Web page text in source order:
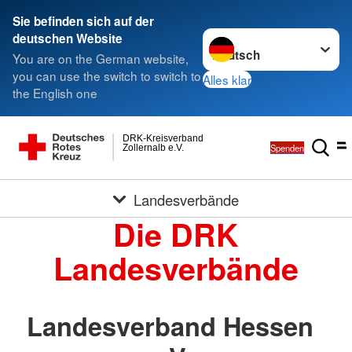
Sie befinden sich auf der
deutschen Website
You are on the German website,
you can use the switch to switch to
the English one
Sprache wechseln zu
Alles klar
Zollernalb e.V.
DRK-Kreisverband
Spenden
Landesverbände
Die DRK
Landesverbände
Landesverband Hessen